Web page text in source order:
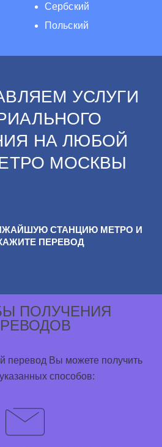
Сербский
Польский
УСЛУГИ
НА ЛЮБОЙ
МОСКВЫ
СТАНЦИЮ МЕТРО И
ПЕРЕВОД
ПОЛУЧЕНИЯ
перевод Вы можете получить
способов: